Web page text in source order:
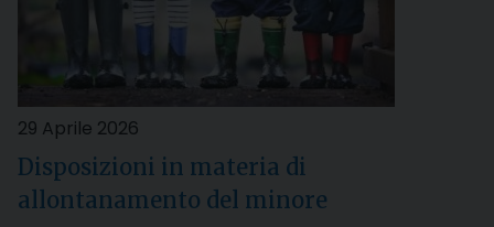
29 Aprile 2026
Disposizioni in materia di
allontanamento del minore